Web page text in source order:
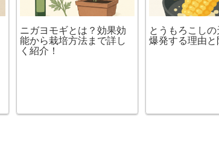
ニガヨモギとは？効果効
能から栽培方法まで詳し
く紹介！
とうもろこし
爆発する理由と